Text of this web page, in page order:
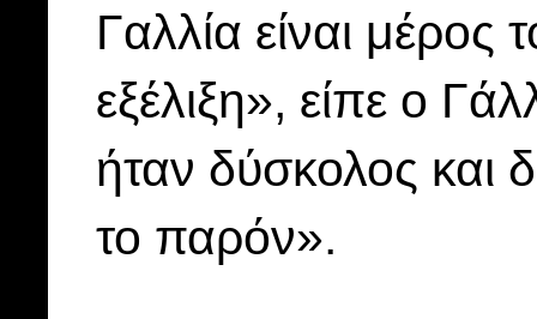
Γαλλία είναι μέρος
εξέλιξη», είπε ο
ήταν δύσκολος και
το παρόν».